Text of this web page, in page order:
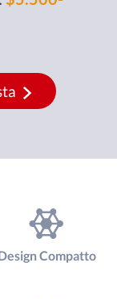
Compatto